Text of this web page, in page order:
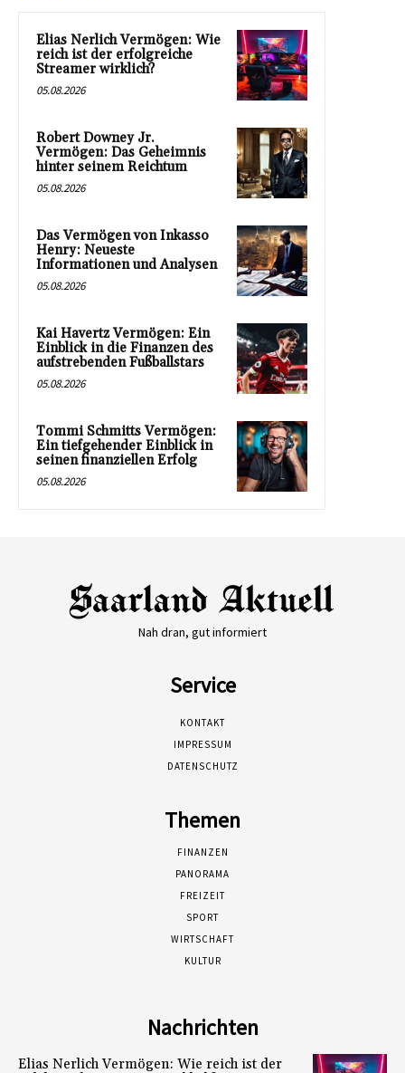
Elias Nerlich Vermögen: Wie
reich ist der erfolgreiche
Streamer wirklich?
05.08.2026
Robert Downey Jr.
Vermögen: Das Geheimnis
hinter seinem Reichtum
05.08.2026
Das Vermögen von Inkasso
Henry: Neueste
Informationen und Analysen
05.08.2026
Kai Havertz Vermögen: Ein
Einblick in die Finanzen des
aufstrebenden Fußballstars
05.08.2026
Tommi Schmitts Vermögen:
Ein tiefgehender Einblick in
seinen finanziellen Erfolg
05.08.2026
Nah dran, gut informiert
Service
KONTAKT
IMPRESSUM
DATENSCHUTZ
Themen
FINANZEN
PANORAMA
FREIZEIT
SPORT
WIRTSCHAFT
KULTUR
Nachrichten
Elias Nerlich Vermögen: Wie reich ist der